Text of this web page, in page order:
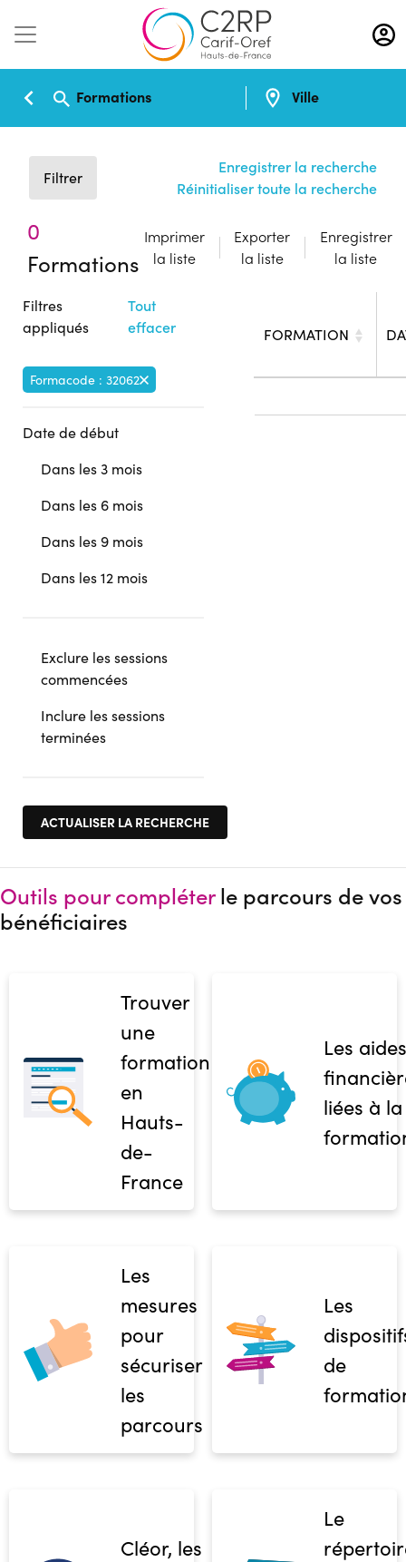
Aller
au
contenu
Formations Ville
Filtrer
Enregistrer la recherche
Réinitialiser toute la recherche
0
Formations
Imprimer
la liste
Exporter
la liste
Enregistrer
la liste
Filtres
appliqués
Tout
effacer
Formacode : 32062
Date de début
Dans les 3 mois
Dans les 6 mois
Dans les 9 mois
Dans les 12 mois
Exclure les sessions
commencées
Inclure les sessions
terminées
FORMATION
Outils pour compléterle parcours de vos
bénéficiaires
Trouver
une
formation
en
Hauts-
de-
France
Les aides
liées à la
Les
mesures
pour
sécuriser
les
parcours
Les
de
Cléor, les
Le